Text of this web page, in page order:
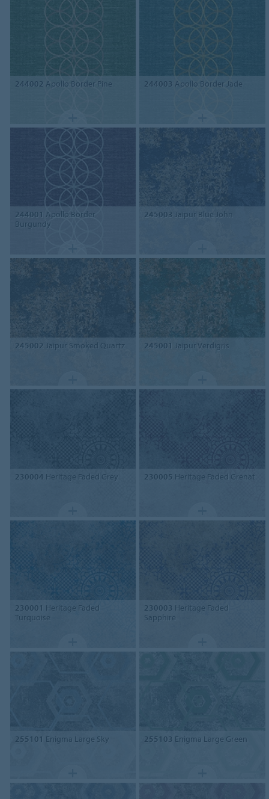
244002 Apollo Border Pine 244003 Apollo Border Jade
244001 Apollo Border
Burgundy
245003 Jaipur Blue John
245002 Jaipur Smoked Quartz 245001 Jaipur Verdigris
230004 Heritage Faded Grey 230005 Heritage Faded Grenat
230001 Heritage Faded
Turquoise
230003 Heritage Faded
Sapphire
255101 Enigma Large Sky 255103 Enigma Large Green